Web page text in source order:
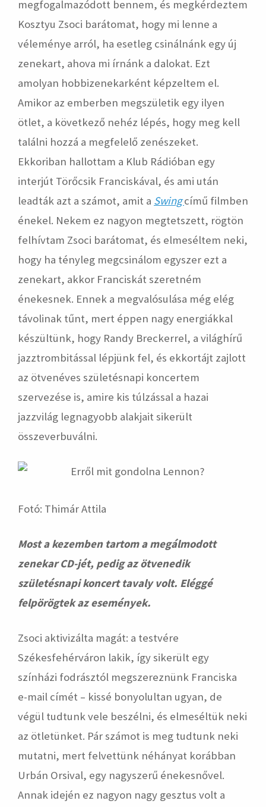
megfogalmazódott bennem, és megkérdeztem
Kosztyu Zsoci barátomat, hogy mi lenne a
véleménye arról, ha esetleg csinálnánk egy új
zenekart, ahova mi írnánk a dalokat. Ezt
amolyan hobbizenekarként képzeltem el.
Amikor az emberben megszületik egy ilyen
ötlet, a következő nehéz lépés, hogy meg kell
találni hozzá a megfelelő zenészeket.
Ekkoriban hallottam a Klub Rádióban egy
interjút Törőcsik Franciskával, és ami után
leadták azt a számot, amit a Swingcímű filmben
énekel. Nekem ez nagyon megtetszett, rögtön
felhívtam Zsoci barátomat, és elmeséltem neki,
hogy ha tényleg megcsinálom egyszer ezt a
zenekart, akkor Franciskát szeretném
énekesnek. Ennek a megvalósulása még elég
távolinak tűnt, mert éppen nagy energiákkal
készültünk, hogy Randy Breckerrel, a világhírű
jazztrombitással lépjünk fel, és ekkortájt zajlott
az ötvenéves születésnapi koncertem
szervezése is, amire kis túlzással a hazai
jazzvilág legnagyobb alakjait sikerült
összeverbuválni.
Fotó: Thimár Attila
Most a kezemben tartom a megálmodott
zenekar CD-jét, pedig az ötvenedik
születésnapi koncert tavaly volt. Eléggé
felpörögtek az események.
Zsoci aktivizálta magát: a testvére
Székesfehérváron lakik, így sikerült egy
színházi fodrásztól megszereznünk Franciska
e-mail címét – kissé bonyolultan ugyan, de
végül tudtunk vele beszélni, és elmeséltük neki
az ötletünket. Pár számot is meg tudtunk neki
mutatni, mert felvettünk néhányat korábban
Urbán Orsival, egy nagyszerű énekesnővel.
Annak idején ez nagyon nagy gesztus volt a